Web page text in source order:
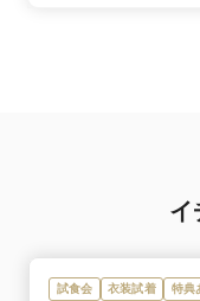
ゲスト
召し上が
お子様の
イ
試食会 衣装試着 特典